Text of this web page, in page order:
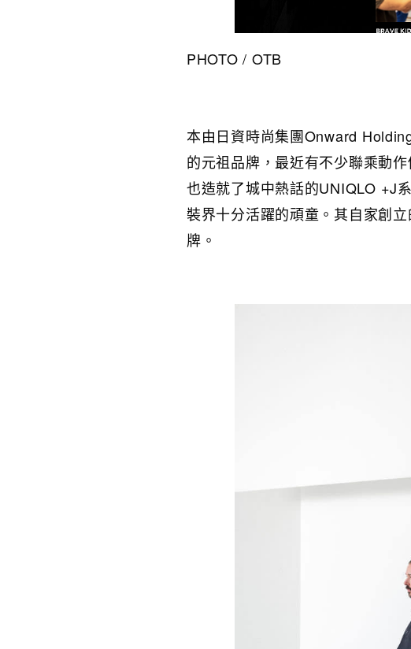
PHOTO / OTB
本由日資時尚集團Onward
的元祖品牌，最近有不少聯乘動
也造就了城中熱話的UNIQLO +J
裝界十分活躍的頑童。其自家創
牌。